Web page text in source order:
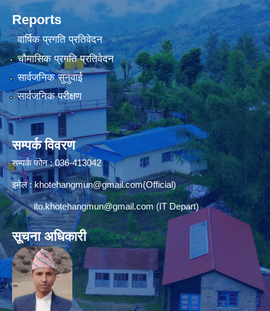
Reports
वार्षिक प्रगति प्रतिवेदन
चौमासिक प्रगति प्रतिवेदन
सार्वजनिक सुनुवाई
सार्वजनिक परीक्षण
सम्पर्क विवरण
सम्पर्क फोन : 036-413042
इमेल :khotehangmun@gmail.com(Official)
ito.khotehangmun@gmail.com(IT Depart)
सूचना अधिकारी